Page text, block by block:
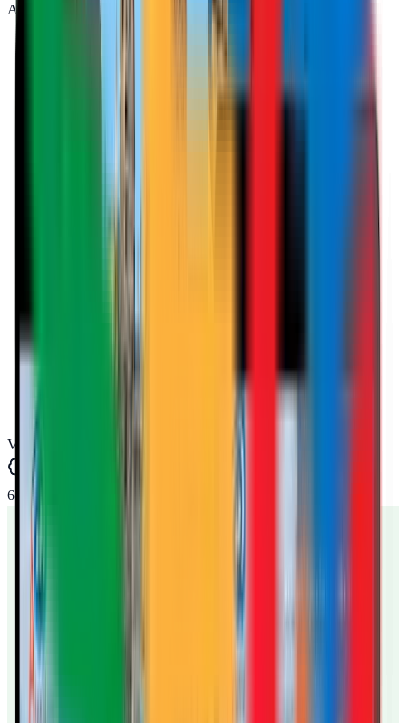
Av. Ruta de la Plata, 34, Esc.1. 1ºD
Ver en Google Maps
Fiabilidad
6